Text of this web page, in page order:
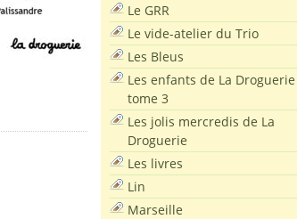
Le GRR
Le vide-atelier du Trio
Les Bleus
Les enfants de La Droguerie
tome 3
Les jolis mercredis de La
Droguerie
Les livres
Lin
Marseille